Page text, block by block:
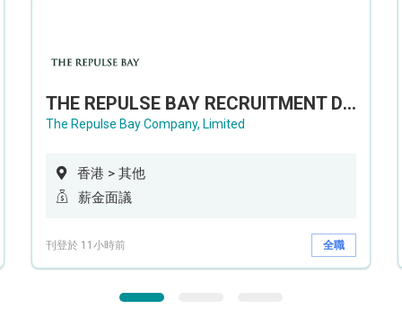
THE REPULSE BAY RECRUITMENT DAY 淺水灣影灣園人才招聘會
The Repulse Bay Company, Limited
香港 > 其他
薪金面議
刊登於 11小時前 全職